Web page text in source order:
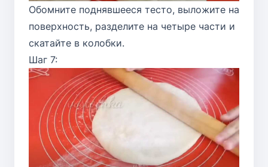
Обомните поднявшееся тесто, выложите на
поверхность, разделите на четыре части и
скатайте в колобки.
Шаг 7: